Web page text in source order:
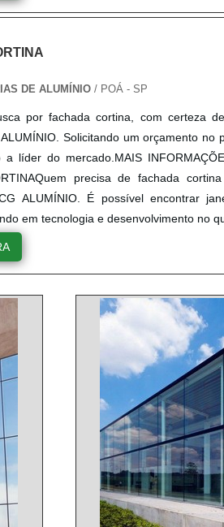
DE ALUMÍNIO/ POÁ - SP
por fachada cortina, com certeza
Solicitando um orçamento no
líder do mercado.MAIS
precisa de fachada
ALUMÍNIO. É possível encontrar
em tecnologia e desenvolvimento no